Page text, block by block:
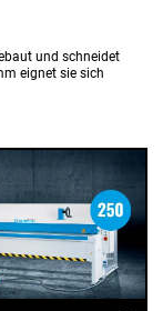
und schneidet
eignet sie sich